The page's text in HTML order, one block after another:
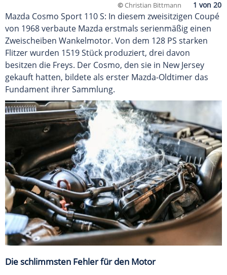
©Christian Bittmann
Mazda Cosmo Sport 110 S: In diesem zweisitzigen Coupé
von 1968 verbaute Mazda erstmals serienmäßig einen
Zweischeiben Wankelmotor. Von dem 128 PS starken
Flitzer wurden 1519 Stück produziert, drei davon
besitzen die Freys. Der Cosmo, den sie in New Jersey
gekauft hatten, bildete als erster Mazda-Oldtimer das
Fundament ihrer Sammlung.
Die schlimmsten Fehler für den Motor